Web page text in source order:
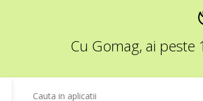
Cu Gomag, ai